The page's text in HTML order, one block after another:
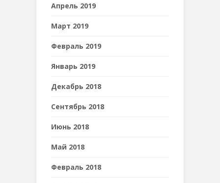
Апрель 2019
Март 2019
Февраль 2019
Январь 2019
Декабрь 2018
Сентябрь 2018
Июнь 2018
Май 2018
Февраль 2018